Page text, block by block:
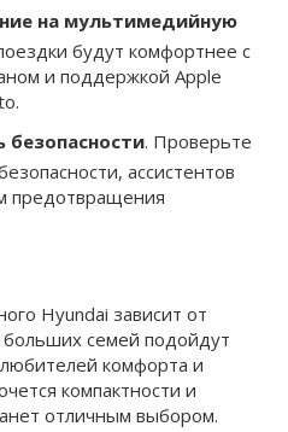
на мультимедийную
будут комфортнее с
и поддержкой Apple
безопасности. Проверьте
ассистентов
предотвращения
Hyundai зависит от
семей подойдут
комфорта и
компактности и
отличным выбором.